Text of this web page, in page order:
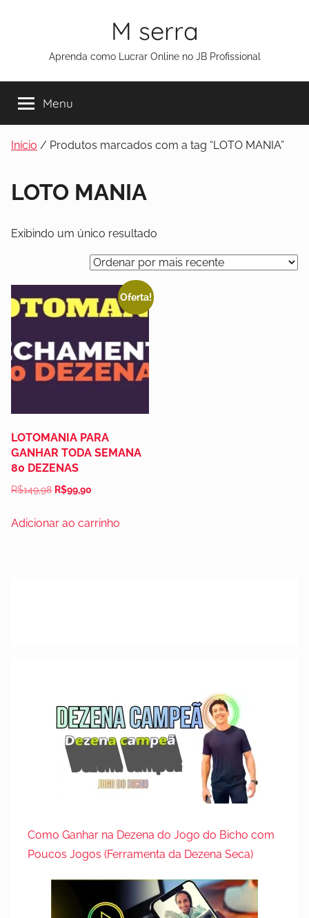
M serra
Aprenda como Lucrar Online no JB Profissional
Menu
Início / Produtos marcados com a tag “LOTO MANIA”
LOTO MANIA
Exibindo um único resultado
Oferta!
LOTOMANIA PARA
GANHAR TODA SEMANA
80 DEZENAS
R$149,98 R$99,90
Adicionar ao carrinho
Como Ganhar na Dezena do Jogo do Bicho com
Poucos Jogos (Ferramenta da Dezena Seca)